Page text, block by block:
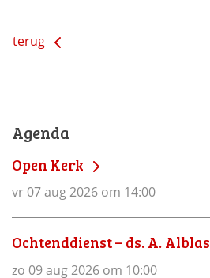
terug
Agenda
Open Kerk
vr 07 aug 2026 om 14:00
Ochtenddienst – ds. A. Alblas
zo 09 aug 2026 om 10:00